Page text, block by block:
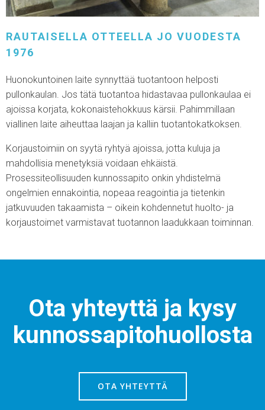
RAUTAISELLA OTTEELLA JO VUODESTA
1976
Huonokuntoinen laite synnyttää tuotantoon helposti
pullonkaulan. Jos tätä tuotantoa hidastavaa pullonkaulaa ei
ajoissa korjata, kokonaistehokkuus kärsii. Pahimmillaan
viallinen laite aiheuttaa laajan ja kalliin tuotantokatkoksen.
Korjaustoimiin on syytä ryhtyä ajoissa, jotta kuluja ja
mahdollisia menetyksiä voidaan ehkäistä.
Prosessiteollisuuden kunnossapito onkin yhdistelmä
ongelmien ennakointia, nopeaa reagointia ja tietenkin
jatkuvuuden takaamista – oikein kohdennetut huolto- ja
korjaustoimet varmistavat tuotannon laadukkaan toiminnan.
Ota yhteyttä ja kysy
kunnossapitohuollosta
OTA YHTEYTTÄ